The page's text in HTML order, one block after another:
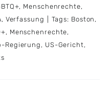
, Menschenrechte,
, Verfassung Tags: Boston ,
, Menschenrechte,
Regierung , US-Gericht,